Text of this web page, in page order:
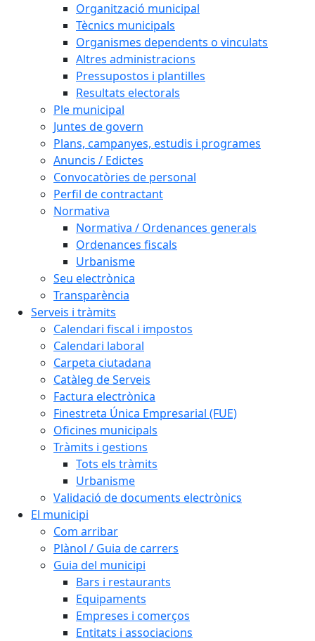
Organització municipal
Tècnics municipals
Organismes dependents o vinculats
Altres administracions
Pressupostos i plantilles
Resultats electorals
Ple municipal
Juntes de govern
Plans, campanyes, estudis i programes
Anuncis / Edictes
Convocatòries de personal
Perfil de contractant
Normativa
Normativa / Ordenances generals
Ordenances fiscals
Urbanisme
Seu electrònica
Transparència
Serveis i tràmits
Calendari fiscal i impostos
Calendari laboral
Carpeta ciutadana
Catàleg de Serveis
Factura electrònica
Finestreta Única Empresarial (FUE)
Oficines municipals
Tràmits i gestions
Tots els tràmits
Urbanisme
Validació de documents electrònics
El municipi
Com arribar
Plànol / Guia de carrers
Guia del municipi
Bars i restaurants
Equipaments
Empreses i comerços
Entitats i associacions